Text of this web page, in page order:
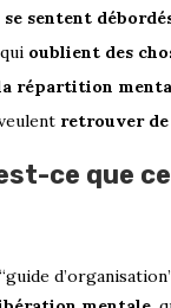
se sentent
oublient des
répartition
retrouver
ce que